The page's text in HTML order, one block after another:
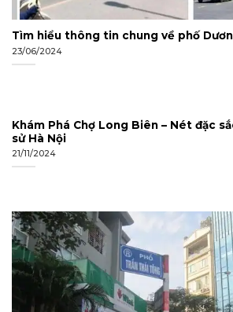
Tìm hiểu thông tin chung về phố
23/06/2024
Khám Phá Chợ Long Biên – Nét đặc
sử Hà Nội
21/11/2024